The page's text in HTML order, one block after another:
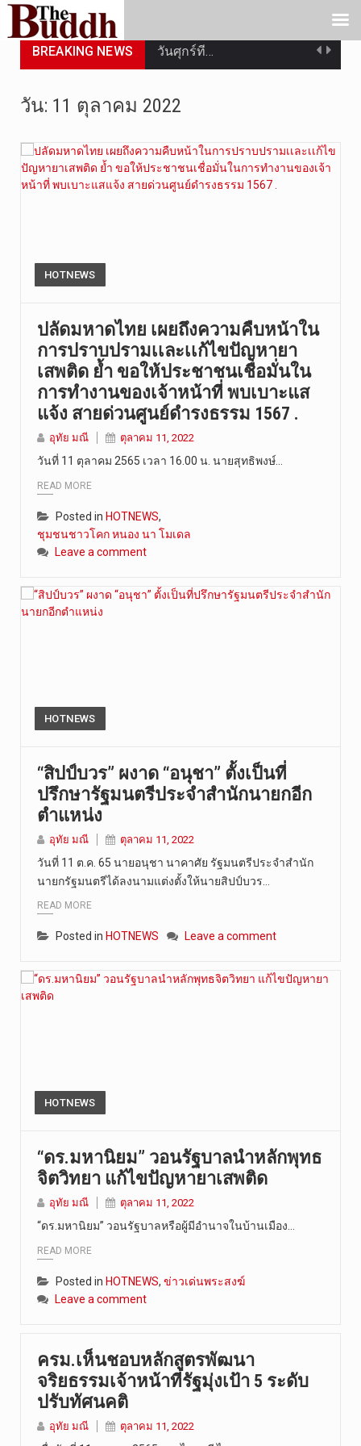
BREAKING NEWS วันศุกร์ที…
เมื่อวันที…
การประกาศใ…
วันที่ 8 ส…
วัน: 11 ตุลาคม 2022
HOTNEWS
ปลัดมหาดไทย เผยถึงความคืบหน้าใน
การปราบปรามเเละเเก้ไขปัญหายา
เสพติด ย้ำ ขอให้ประชาชนเชื่อมั่นใน
การทำงานของเจ้าหน้าที่ พบเบาะแส
แจ้ง สายด่วนศูนย์ดำรงธรรม 1567 .
อุทัย มณี ตุลาคม 11, 2022
วันที่ 11 ตุลาคม 2565 เวลา 16.00 น. นายสุทธิพงษ์…
READ MORE
Posted in HOTNEWS,
ชุมชนชาวโคก หนอง นา โมเดล
Leave a comment
HOTNEWS
“สิปป์บวร” ผงาด “อนุชา” ตั้งเป็นที่
ปรึกษารัฐมนตรีประจำสำนักนายกอีก
ตำแหน่ง
อุทัย มณี ตุลาคม 11, 2022
วันที่ 11 ต.ค. 65 นายอนุชา นาคาศัย รัฐมนตรีประจำสำนัก
นายกรัฐมนตรีได้ลงนามแต่งตั้งให้นายสิปป์บวร…
READ MORE
Posted in HOTNEWS Leave a comment
HOTNEWS
“ดร.มหานิยม” วอนรัฐบาลนำหลักพุทธ
จิตวิทยา แก้ไขปัญหายาเสพติด
อุทัย มณี ตุลาคม 11, 2022
“ดร.มหานิยม” วอนรัฐบาลหรือผู้มีอำนาจในบ้านเมือง…
READ MORE
Posted in HOTNEWS, ข่าวเด่นพระสงฆ์
Leave a comment
ครม.เห็นชอบหลักสูตรพัฒนา
จริยธรรมเจ้าหน้าที่รัฐมุ่งเป้า 5 ระดับ
ปรับทัศนคติ
อุทัย มณี ตุลาคม 11, 2022